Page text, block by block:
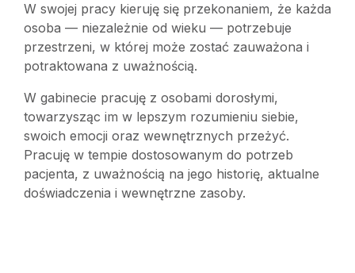
W swojej pracy kieruję się przekonaniem, że każda
osoba — niezależnie od wieku — potrzebuje
przestrzeni, w której może zostać zauważona i
potraktowana z uważnością.
W gabinecie pracuję z osobami dorosłymi,
towarzysząc im w lepszym rozumieniu siebie,
swoich emocji oraz wewnętrznych przeżyć.
Pracuję w tempie dostosowanym do potrzeb
pacjenta, z uważnością na jego historię, aktualne
doświadczenia i wewnętrzne zasoby.